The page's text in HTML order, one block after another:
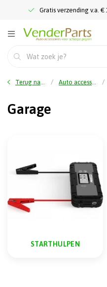
Gratis verzending v.a.
Terug naar home Auto accessoires
Garage
STARTHULPEN